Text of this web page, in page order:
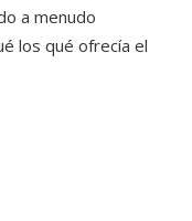
a menudo
los qué ofrecía el